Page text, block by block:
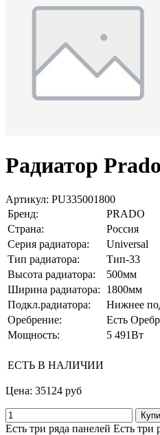
Радиатор
Артикул: PU335001800
Бренд:
PRADO
Страна:
Россия
Серия радиатора:
Universal
Тип радиатора:
Тип-33
Высота радиатора:
500мм
Ширина радиатора:
1800мм
Подкл.радиатора:
Нижнее
Оребрение:
Есть
Мощность:
5 491Вт
ЕСТЬ В НАЛИЧИИ
Цена: 35124 руб
Есть три ряда панелей Есть три